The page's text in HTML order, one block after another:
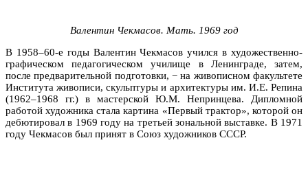
Валентин Чекмасов. Мать. 1969 год
В 1958–60-е годы Валентин Чекмасов учился в художественно-
графическом педагогическом училище в Ленинграде, затем,
после предварительной подготовки, − на живописном факультете
Института живописи, скульптуры и архитектуры им. И.Е. Репина
(1962–1968 гг.) в мастерской Ю.М. Непринцева. Дипломной
работой художника стала картина «Первый трактор», которой он
дебютировал в 1969 году на третьей зональной выставке. В 1971
году Чекмасов был принят в Союз художников СССР.